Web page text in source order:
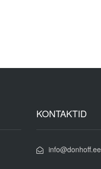
KONTAKTID
info@donhoff.ee